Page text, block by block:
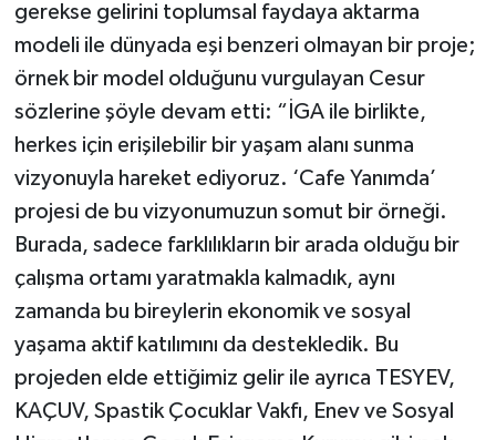
gerekse gelirini toplumsal faydaya aktarma
modeli ile dünyada eşi benzeri olmayan bir proje;
örnek bir model olduğunu vurgulayan Cesur
sözlerine şöyle devam etti: “İGA ile birlikte,
herkes için erişilebilir bir yaşam alanı sunma
vizyonuyla hareket ediyoruz. ‘Cafe Yanımda’
projesi de bu vizyonumuzun somut bir örneği.
Burada, sadece farklılıkların bir arada olduğu bir
çalışma ortamı yaratmakla kalmadık, aynı
zamanda bu bireylerin ekonomik ve sosyal
yaşama aktif katılımını da destekledik. Bu
projeden elde ettiğimiz gelir ile ayrıca TESYEV,
KAÇUV, Spastik Çocuklar Vakfı, Enev ve Sosyal